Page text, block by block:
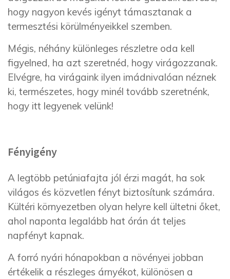
hogy nagyon kevés igényt támasztanak a
termesztési körülményeikkel szemben.
Mégis, néhány különleges részletre oda kell
figyelned, ha azt szeretnéd, hogy virágozzanak.
Elvégre, ha virágaink ilyen imádnivalóan néznek
ki, természetes, hogy minél tovább szeretnénk,
hogy itt legyenek velünk!
Fényigény
A legtöbb petúniafajta jól érzi magát, ha sok
világos és közvetlen fényt biztosítunk számára.
Kültéri környezetben olyan helyre kell ültetni őket,
ahol naponta legalább hat órán át teljes
napfényt kapnak.
A forró nyári hónapokban a növényei jobban
értékelik a részleges árnyékot, különösen a